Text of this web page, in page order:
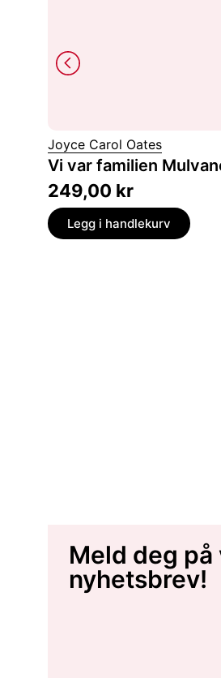
Joyce Carol Oates
Vi var familien
249,00 kr
Legg i handlekurv
Meld deg på
nyhetsbrev!